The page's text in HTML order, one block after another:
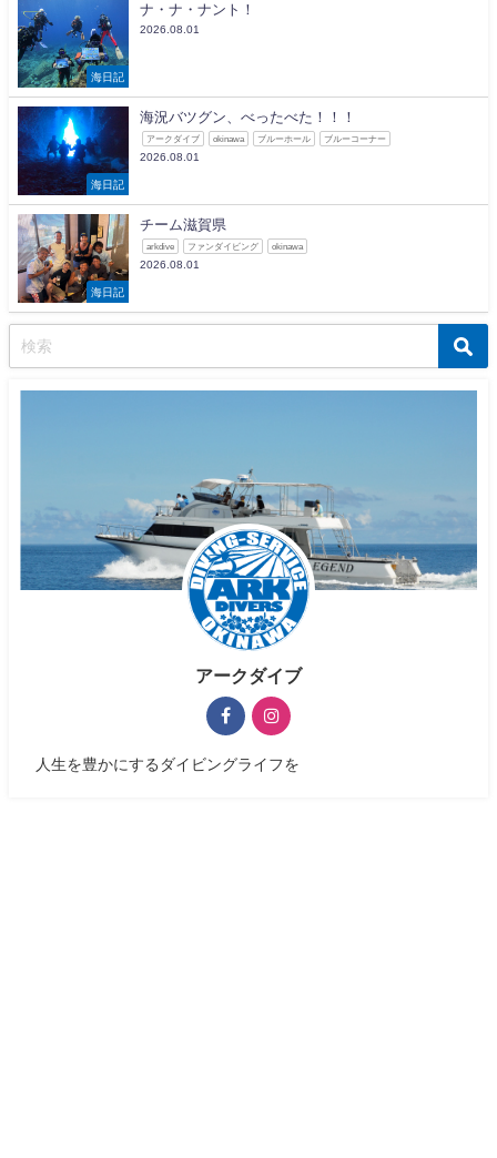
海日記
ナ・ナ・ナント！
2026.08.01
海日記
海況バツグン、べったべた！！！
アークダイブ okinawa ブルーホール ブルーコーナー
2026.08.01
海日記
チーム滋賀県
arkdive ファンダイビング okinawa
2026.08.01
アークダイブ
人生を豊かにするダイビングライフを